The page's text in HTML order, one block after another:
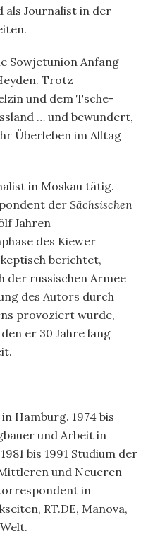
als Journalist in der
Sowjetunion Anfang
Trotz
und dem Tsche­
… und bewundert,
Überleben im Alltag
in Moskau tätig.
der Sächsischen
Jahren
des Kiewer
berichtet,
der russischen Armee
des Autors durch
provoziert wurde,
er 30 Jahre lang
Hamburg. 1974 bis
und Arbeit in
bis 1991 Studium der
und Neueren
in
RT.DE, Manova,